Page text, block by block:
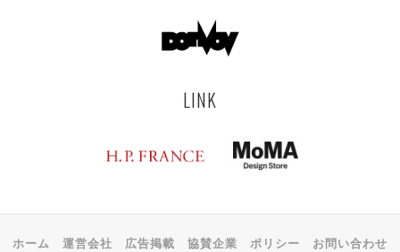
LINK
ホーム 運営会社 広告掲載 協賛企業 ポリシー お問い合わせ